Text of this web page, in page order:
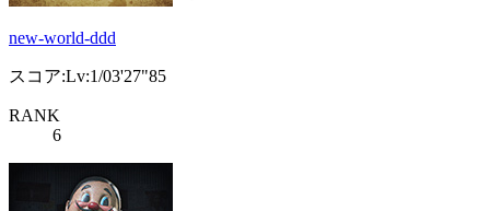
new-world-ddd
スコア:Lv:1/03'27"85
RANK
6